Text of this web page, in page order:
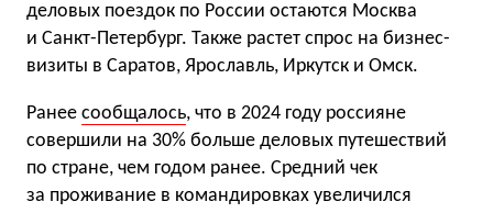
деловых поездок по России остаются Москва
и Санкт-Петербург. Также растет спрос на бизнес-
визиты в Саратов, Ярославль, Иркутск и Омск.
Ранее сообщалось, что в 2024 году россияне
совершили на 30% больше деловых путешествий
по стране, чем годом ранее. Средний чек
за проживание в командировках увеличился